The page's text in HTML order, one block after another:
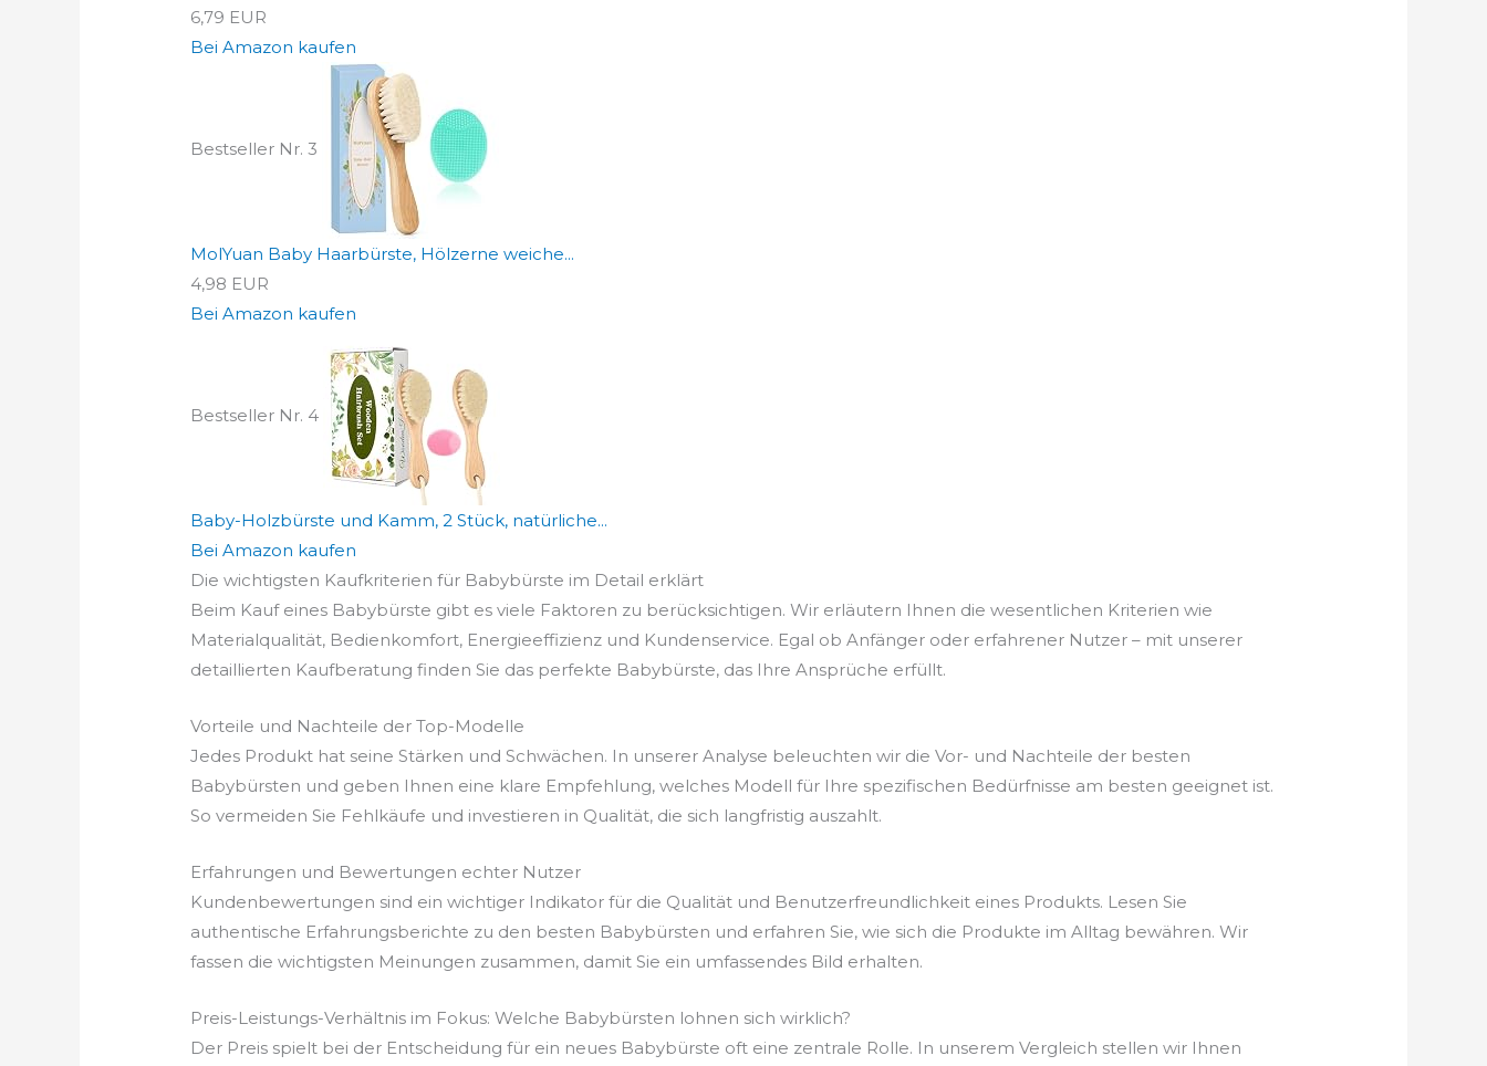
6,79 EUR
Bei Amazon kaufen
Bestseller Nr. 3
MolYuan Baby Haarbürste, Hölzerne weiche...
4,98 EUR
Bei Amazon kaufen
Bestseller Nr. 4
Baby-Holzbürste und Kamm, 2 Stück, natürliche...
Bei Amazon kaufen
Die wichtigsten Kaufkriterien für Babybürste im Detail erklärt
Beim Kauf eines Babybürste gibt es viele Faktoren zu berücksichtigen. Wir erläutern Ihnen die wesentlichen Kriterien wie
Materialqualität, Bedienkomfort, Energieeffizienz und Kundenservice. Egal ob Anfänger oder erfahrener Nutzer – mit unserer
detaillierten Kaufberatung finden Sie das perfekte Babybürste, das Ihre Ansprüche erfüllt.
Vorteile und Nachteile der Top-Modelle
Jedes Produkt hat seine Stärken und Schwächen. In unserer Analyse beleuchten wir die Vor- und Nachteile der besten
Babybürsten und geben Ihnen eine klare Empfehlung, welches Modell für Ihre spezifischen Bedürfnisse am besten geeignet ist.
So vermeiden Sie Fehlkäufe und investieren in Qualität, die sich langfristig auszahlt.
Erfahrungen und Bewertungen echter Nutzer
Kundenbewertungen sind ein wichtiger Indikator für die Qualität und Benutzerfreundlichkeit eines Produkts. Lesen Sie
authentische Erfahrungsberichte zu den besten Babybürsten und erfahren Sie, wie sich die Produkte im Alltag bewähren. Wir
fassen die wichtigsten Meinungen zusammen, damit Sie ein umfassendes Bild erhalten.
Preis-Leistungs-Verhältnis im Fokus: Welche Babybürsten lohnen sich wirklich?
Der Preis spielt bei der Entscheidung für ein neues Babybürste oft eine zentrale Rolle. In unserem Vergleich stellen wir Ihnen